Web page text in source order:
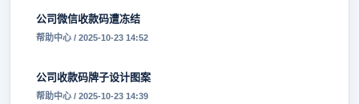
公司微信收款码遭冻结
帮助中心 / 2025-10-23 14:52
公司收款码牌子设计图案
帮助中心 / 2025-10-23 14:39